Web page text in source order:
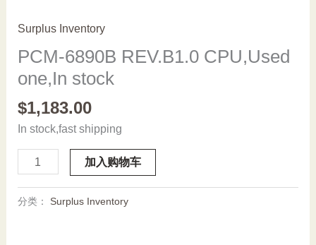
Surplus Inventory
PCM-6890B REV.B1.0 CPU,Used
one,In stock
$1,183.00
In stock,fast shipping
PCM-
6890B
CPU,Used
加入购物车
分类： Surplus Inventory